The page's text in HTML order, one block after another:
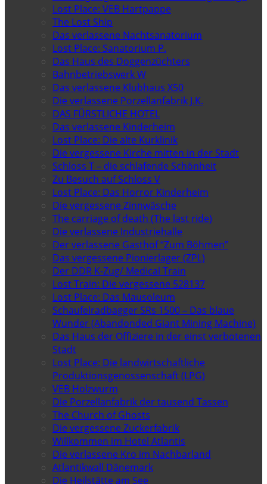
Lost Place: VEB Hartpappe
The Lost Ship
Das verlassene Nachtsanatorium
Lost Place: Sanatorium P.
Das Haus des Doggenzüchters
Bahnbetriebswerk W
Das verlassene Klubhaus X50
Die verlassene Porzellanfabrik J.K.
DAS FÜRSTLICHE HOTEL
Das verlassene Kinderheim
Lost Place: Die alte Kurklinik
Die vergessene Kirche mitten in der Stadt
Schloss T – die schlafende Schönheit
Zu Besuch auf Schloss V
Lost Place: Das Horror Kinderheim
Die vergessene Zinnwäsche
The carriage of death (The last ride)
Die verlassene Industriehalle
Der verlassene Gasthof “Zum Böhmen”
Das vergessene Pionierlager (ZPL)
Der DDR K-Zug/ Medical Train
Lost Train: Die vergessene 528137
Lost Place: Das Mausoleum
Schaufelradbagger SRs 1500 – Das blaue
Wunder (Abandonded Giant Mining Machine)
Das Haus der Offiziere in der einst verbotenen
Stadt
Lost Place: Die landwirtschaftliche
Produktionsgenossenschaft (LPG)
VEB Holzwurm
Die Porzellanfabrik der tausend Tassen
The Church of Ghosts
Die vergessene Zuckerfabrik
Willkommen im Hotel Atlantis
Die verlassene Kro im Nachbarland
Atlantikwall Dänemark
Die Heilstätte am See